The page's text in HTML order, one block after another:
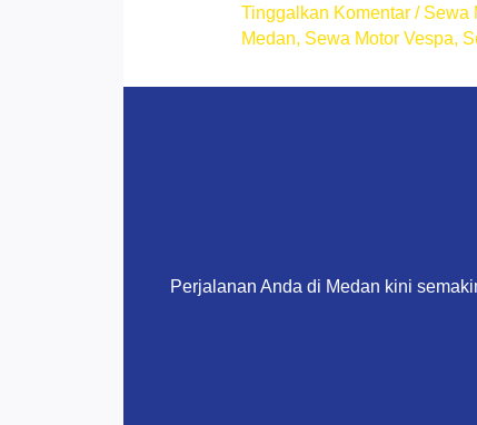
Tinggalkan Komentar / Sewa
Medan, Sewa Motor Vespa,
Perjalanan Anda di Medan kini